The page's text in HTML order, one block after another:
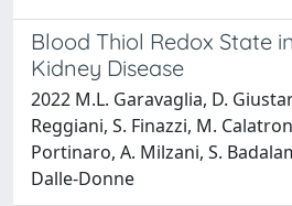
Blood Thiol Redox State
Kidney Disease
2022 M.L. Garavaglia, D.
Reggiani, S. Finazzi, M.
Portinaro, A. Milzani, S.
Dalle-Donne